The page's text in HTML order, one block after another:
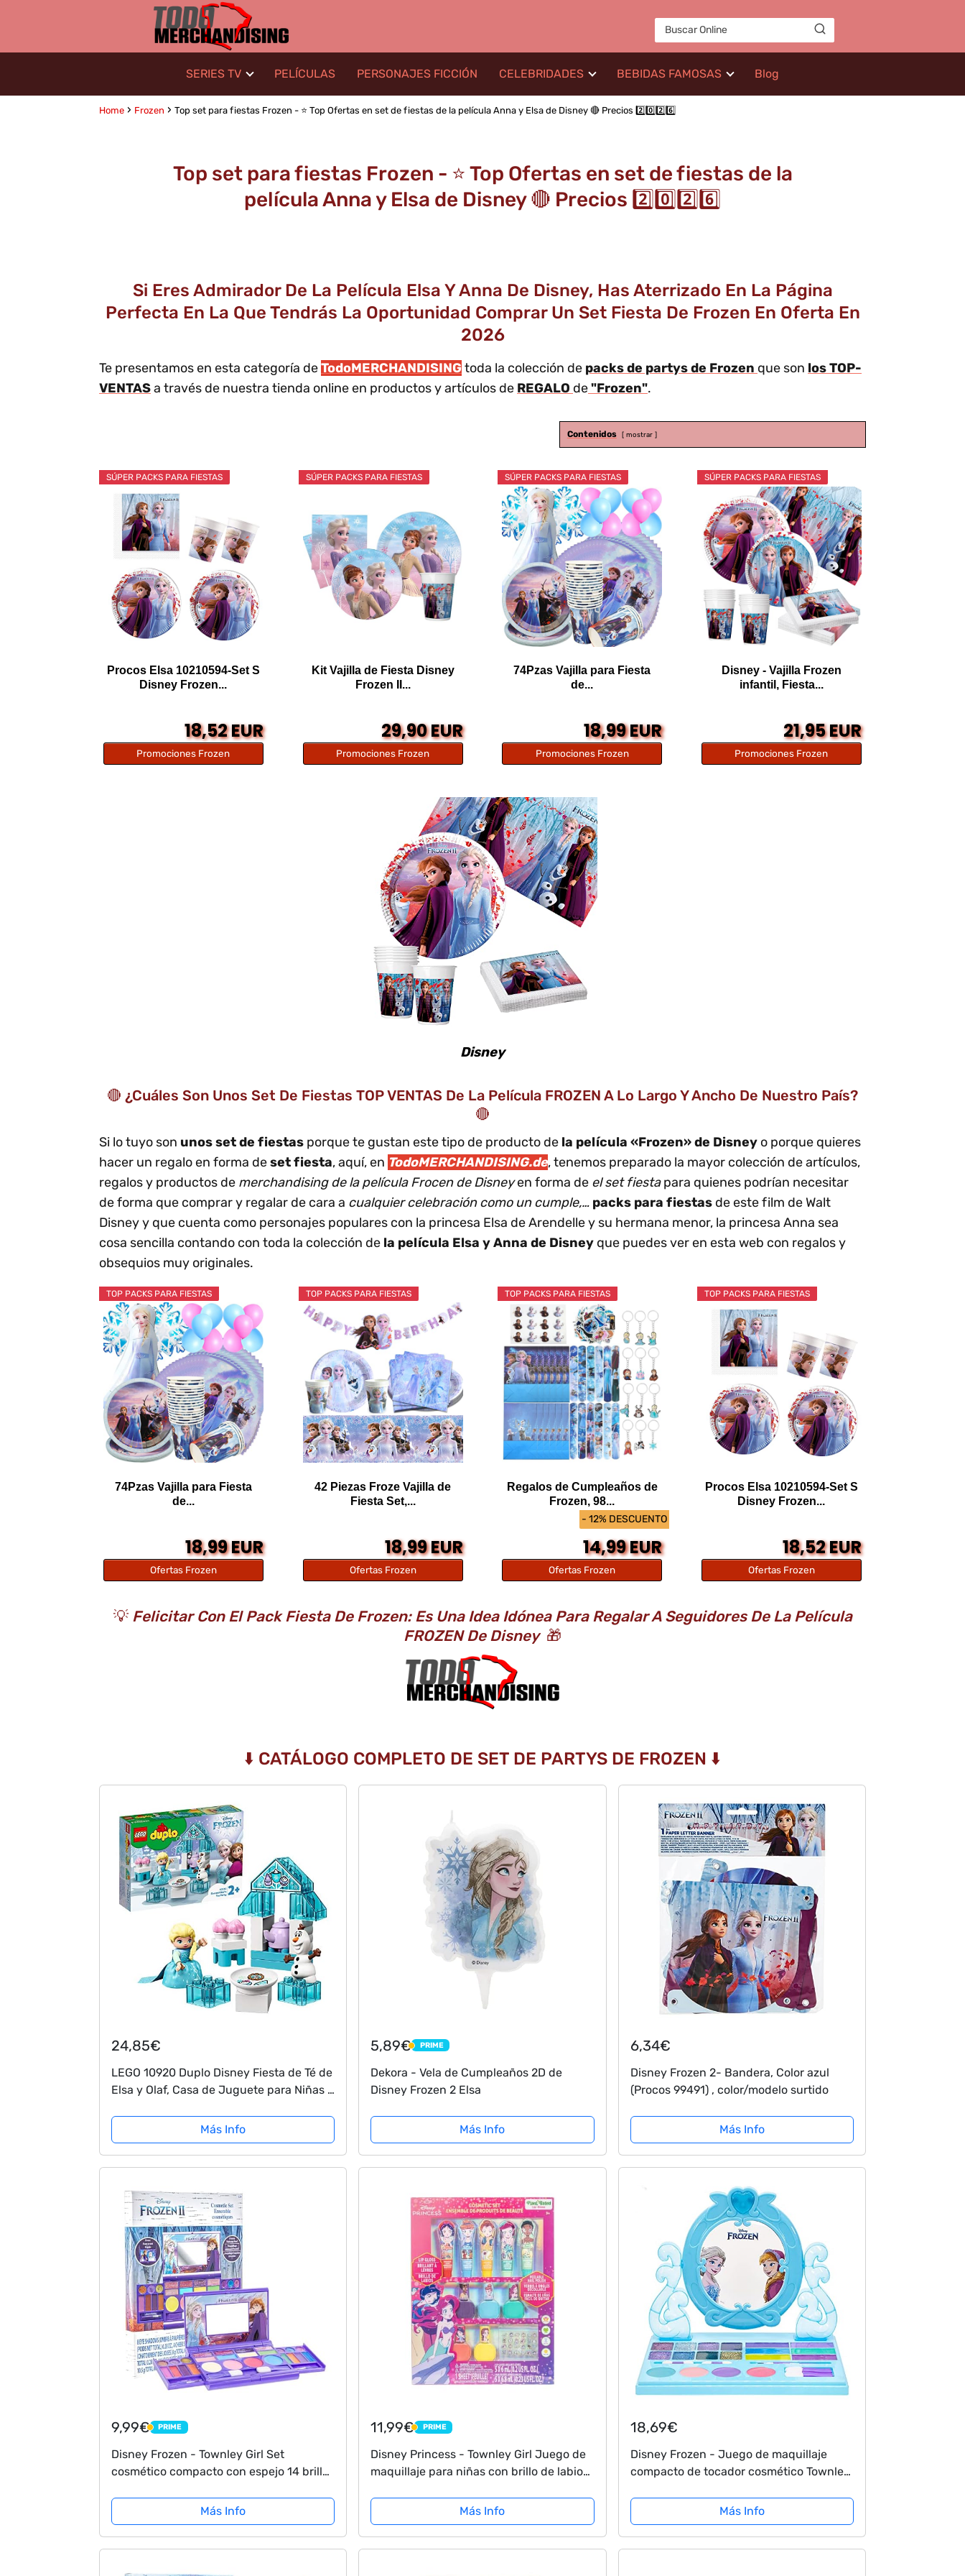
SERIES TV PELÍCULAS PERSONAJES FICCIÓN CELEBRIDADES BEBIDAS FAMOSAS Blog
Home Frozen Top set para fiestas Frozen - ⭐️ Top Ofertas en set de fiestas de la película Anna y Elsa de Disney 🔴 Precios 2️⃣0️⃣2️⃣6️⃣
Top set para fiestas Frozen - ⭐️ Top Ofertas en set de fiestas de la
película Anna y Elsa de Disney 🔴 Precios 2️⃣0️⃣2️⃣6️⃣
Si Eres Admirador De La Película Elsa Y Anna De Disney, Has Aterrizado En La Página
Perfecta En La Que Tendrás La Oportunidad Comprar Un Set Fiesta De Frozen En Oferta En
2026
Te presentamos en esta categoría deTodoMERCHANDISINGtoda la colección de packs de partys de Frozen que son los TOP-
VENTASa través de nuestra tienda online en productos y artículos de REGALO de"Frozen".
Contenidos mostrar
SÚPER PACKS PARA FIESTAS
Procos Elsa 10210594-Set S
Disney Frozen...
18,52 EUR
Promociones Frozen
SÚPER PACKS PARA FIESTAS
Kit Vajilla de Fiesta Disney
Frozen II...
29,90 EUR
Promociones Frozen
SÚPER PACKS PARA FIESTAS
74Pzas Vajilla para Fiesta
de...
18,99 EUR
Promociones Frozen
SÚPER PACKS PARA FIESTAS
Disney - Vajilla Frozen
infantil, Fiesta...
21,95 EUR
Promociones Frozen
Disney
🔴 ¿Cuáles Son Unos Set De Fiestas TOP VENTAS De La Película FROZEN A Lo Largo Y Ancho De Nuestro País?
🔴
Si lo tuyo son unos set de fiestas porque te gustan este tipo de producto de la película «Frozen» de Disney o porque quieres
hacer un regalo en forma deset fiesta, aquí, en TodoMERCHANDISING.de, tenemos preparado la mayor colección de artículos,
regalos y productos de merchandising de la película Frocen de Disneyen forma de el set fiestapara quienes podrían necesitar
de forma que comprar y regalar de cara a cualquier celebración como un cumple,… packs para fiestas de este film de Walt
Disney y que cuenta como personajes populares con la princesa Elsa de Arendelle y su hermana menor, la princesa Anna sea
cosa sencilla contando con toda la colección de la película Elsa y Anna de Disney que puedes ver en esta web con regalos y
obsequios muy originales.
TOP PACKS PARA FIESTAS
74Pzas Vajilla para Fiesta
de...
18,99 EUR
Ofertas Frozen
TOP PACKS PARA FIESTAS
42 Piezas Froze Vajilla de
Fiesta Set,...
18,99 EUR
Ofertas Frozen
- 12% DESCUENTO
TOP PACKS PARA FIESTAS
Regalos de Cumpleaños de
Frozen, 98...
14,99 EUR
Ofertas Frozen
TOP PACKS PARA FIESTAS
Procos Elsa 10210594-Set S
Disney Frozen...
18,52 EUR
Ofertas Frozen
💡Felicitar Con El Pack Fiesta De Frozen: Es Una Idea Idónea Para Regalar A Seguidores De La Película
FROZEN De Disney 🎁
⬇️ CATÁLOGO COMPLETO DE SET DE PARTYS DE FROZEN ⬇️
24,85€
LEGO 10920 Duplo Disney Fiesta de Té de
Elsa y Olaf, Casa de Juguete para Niñas y
Construcción con Mini Muñeca
Más Info
5,89€ PRIME
PRIME
Dekora - Vela de Cumpleaños 2D de
Disney Frozen 2 Elsa
Más Info
6,34€
Disney Frozen 2- Bandera, Color azul
(Procos 99491) , color/modelo surtido
Más Info
9,99€ PRIME
PRIME
Disney Frozen - Townley Girl Set
cosmético compacto con espejo 14 brillos
colorido, plegable, lavable,...
Más Info
11,99€ PRIME
PRIME
Disney Princess - Townley Girl Juego de
maquillaje para niñas con brillo de labios,
piezas, perfecto para fiestas,...
Más Info
18,69€
Disney Frozen - Juego de maquillaje
compacto de tocador cosmético Townley
incluye brillo de labios, brillo y pinceles...
Más Info